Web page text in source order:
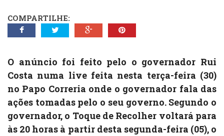
COMPARTILHE:
O anúncio foi feito pelo o governador Rui
Costa numa live feita nesta terça-feira (30)
no Papo Correria onde o governador fala das
ações tomadas pelo o seu governo. Segundo o
governador, o Toque de Recolher voltará para
às 20 horas à partir desta segunda-feira (05), o